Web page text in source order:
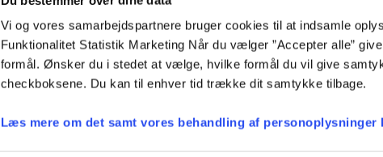
Vi og vores samarbejdspartnere bruger cookies til at indsamle
Funktionalitet Statistik Marketing Når du vælger ”Accepter alle”
formål. Ønsker du i stedet at vælge, hvilke formål du vil give
checkboksene. Du kan til enhver tid trække dit samtykke tilbage.
Læs mere om det samt vores behandling af personoplysninger
Periode: Hele
Antal deltagere:
Pris: Kr. 140,- pr.
Er I færre end 8 personer? Spørg
Book Ølsmagning
+45 6441 1999 eller